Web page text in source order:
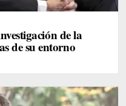
de la
de su entorno